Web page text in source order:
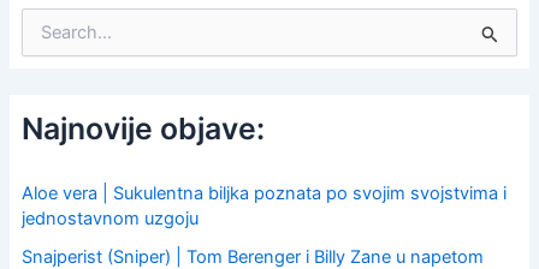
c
h
o
r
:
Najnovije objave:
Aloe vera | Sukulentna biljka poznata po svojim svojstvima i
jednostavnom uzgoju
Snajperist (Sniper) | Tom Berenger i Billy Zane u napetom